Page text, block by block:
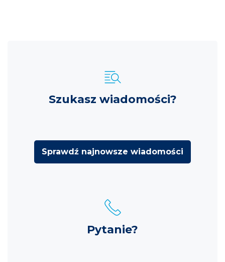
Szukasz wiadomości?
Sprawdź najnowsze wiadomości
Pytanie?